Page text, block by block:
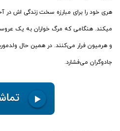
هری خود را برای مبارزه سخت زندگی اش
میکند. هنگامی که مرگ خواران به یک
و هرمیون فرار می‌کنند. در همین حال
جادوگران می‌فشارد.